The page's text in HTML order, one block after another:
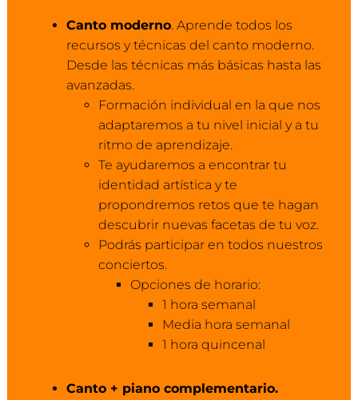
Canto moderno. Aprende todos los
recursos y técnicas del canto moderno.
Desde las técnicas más básicas hasta las
avanzadas.
Formación individual en la que nos
adaptaremos a tu nivel inicial y a tu
ritmo de aprendizaje.
Te ayudaremos a encontrar tu
identidad artística y te
propondremos retos que te hagan
descubrir nuevas facetas de tu voz.
Podrás participar en todos nuestros
conciertos.
Opciones de horario:
1 hora semanal
Media hora semanal
1 hora quincenal
Canto + piano complementario.